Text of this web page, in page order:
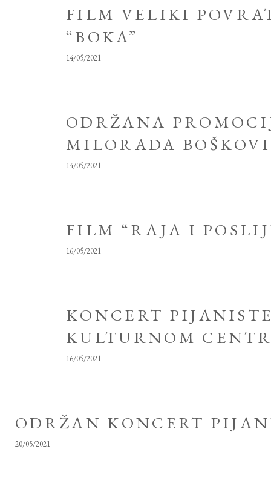
FILM VELIKI
“BOKA”
14/05/2021
ODRŽANA
MILORADA
14/05/2021
FILM “RAJA I
16/05/2021
KONCERT
KULTURNOM
16/05/2021
ODRŽAN KONCERT
20/05/2021